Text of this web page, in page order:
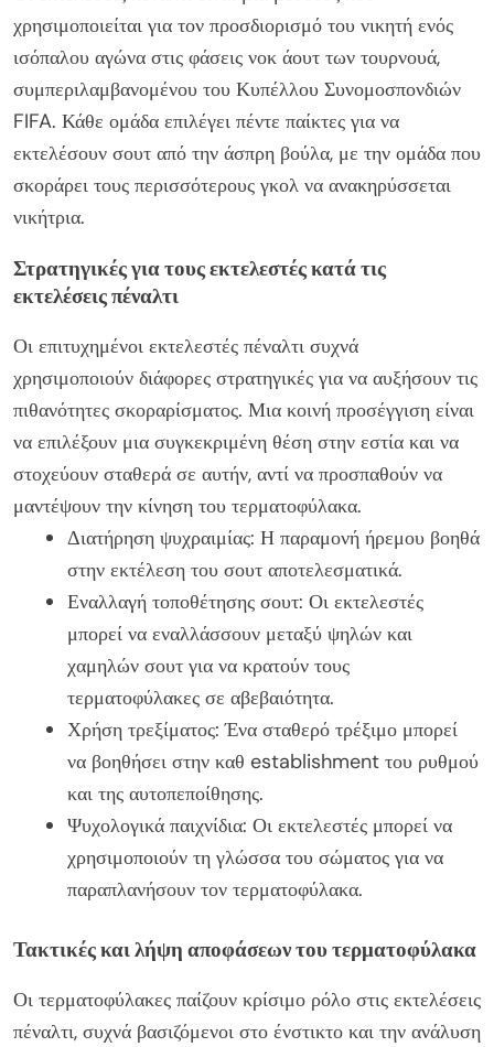
χρησιμοποιείται για τον προσδιορισμό του νικητή ενός
ισόπαλου αγώνα στις φάσεις νοκ άουτ των τουρνουά,
συμπεριλαμβανομένου του Κυπέλλου Συνομοσπονδιών
FIFA. Κάθε ομάδα επιλέγει πέντε παίκτες για να
εκτελέσουν σουτ από την άσπρη βούλα, με την ομάδα που
σκοράρει τους περισσότερους γκολ να ανακηρύσσεται
νικήτρια.
Στρατηγικές για τους εκτελεστές κατά τις
εκτελέσεις πέναλτι
Οι επιτυχημένοι εκτελεστές πέναλτι συχνά
χρησιμοποιούν διάφορες στρατηγικές για να αυξήσουν τις
πιθανότητες σκοραρίσματος. Μια κοινή προσέγγιση είναι
να επιλέξουν μια συγκεκριμένη θέση στην εστία και να
στοχεύουν σταθερά σε αυτήν, αντί να προσπαθούν να
μαντέψουν την κίνηση του τερματοφύλακα.
Διατήρηση ψυχραιμίας: Η παραμονή ήρεμου βοηθά
στην εκτέλεση του σουτ αποτελεσματικά.
Εναλλαγή τοποθέτησης σουτ: Οι εκτελεστές
μπορεί να εναλλάσσουν μεταξύ ψηλών και
χαμηλών σουτ για να κρατούν τους
τερματοφύλακες σε αβεβαιότητα.
Χρήση τρεξίματος: Ένα σταθερό τρέξιμο μπορεί
να βοηθήσει στην καθ establishment του ρυθμού
και της αυτοπεποίθησης.
Ψυχολογικά παιχνίδια: Οι εκτελεστές μπορεί να
χρησιμοποιούν τη γλώσσα του σώματος για να
παραπλανήσουν τον τερματοφύλακα.
Τακτικές και λήψη αποφάσεων του τερματοφύλακα
Οι τερματοφύλακες παίζουν κρίσιμο ρόλο στις εκτελέσεις
πέναλτι, συχνά βασιζόμενοι στο ένστικτο και την ανάλυση